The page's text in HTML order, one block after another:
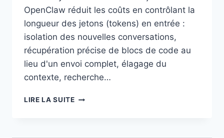
OpenClaw réduit les coûts en contrôlant la
longueur des jetons (tokens) en entrée :
isolation des nouvelles conversations,
récupération précise de blocs de code au
lieu d'un envoi complet, élagage du
contexte, recherche…
LIRE LA SUITEPRATIQUE